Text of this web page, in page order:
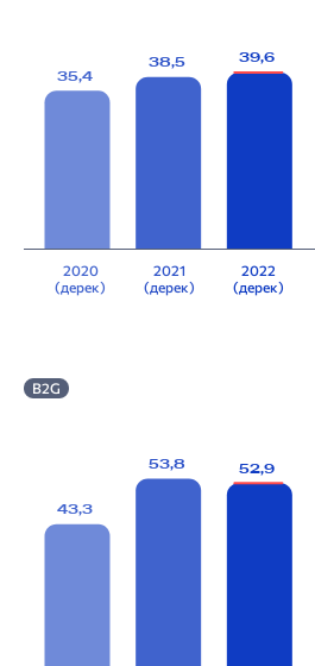
35,4
38,5 39,6
2020
(дерек)
2021
(дерек)
2022
(дерек)
B2G
43,3
53,8 52,9